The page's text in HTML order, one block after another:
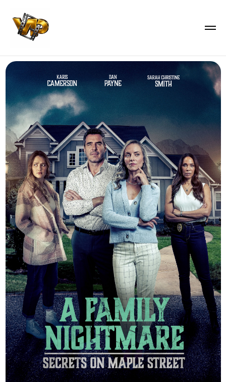
Семейный кошмар:
Секреты Мейпл-стрит
A Family Nightmare: Secrets on Maple Street
2024 │ Канада │ HD │ 90 минут
Смотреть